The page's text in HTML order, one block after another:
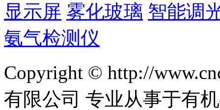
显示屏 雾化玻璃 智能调
氨气检测仪
Copyright © http://
有限公司 专业从事于有